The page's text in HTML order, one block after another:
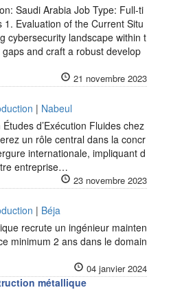
Saudi Arabia Job Type: Full-ti
Evaluation of the Current Situ
cybersecurity landscape within t
and craft a robust develop
21 novembre 2023
| Nabeul
d’Exécution Fluides chez
un rôle central dans la concr
internationale, impliquant d
entreprise…
23 novembre 2023
| Béja
recrute un ingénieur mainten
minimum 2 ans dans le domain
04 janvier 2024
métallique